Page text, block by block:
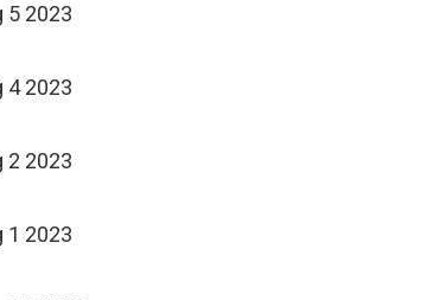
5 2023
4 2023
2 2023
1 2023